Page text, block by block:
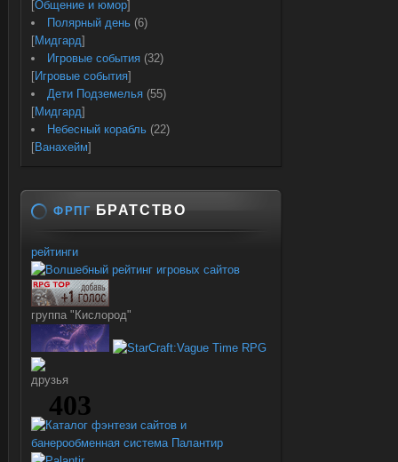
[Общение и юмор]
Полярный день (6)
[Мидгард]
Игровые события (32)
[Игровые события]
Дети Подземелья (55)
[Мидгард]
Небесный корабль (22)
[Ванахейм]
ФРПГ БРАТСТВО
рейтинги
группа "Кислород"
друзья